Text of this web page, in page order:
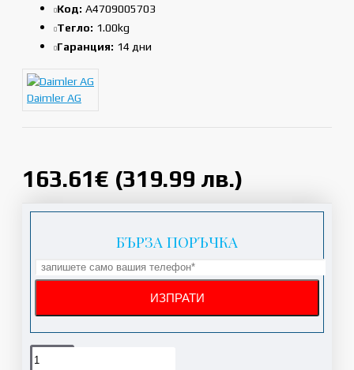
163.61€ (319.99 лв.)
Код: A4709005703
Тегло: 1.00kg
Гаранция: 14 дни
Daimler AG
БЪРЗА ПОРЪЧКА